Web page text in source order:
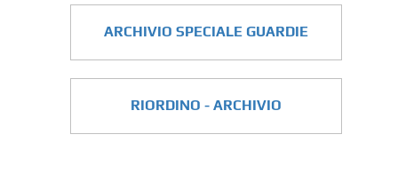
ARCHIVIO SPECIALE GUARDIE
RIORDINO - ARCHIVIO